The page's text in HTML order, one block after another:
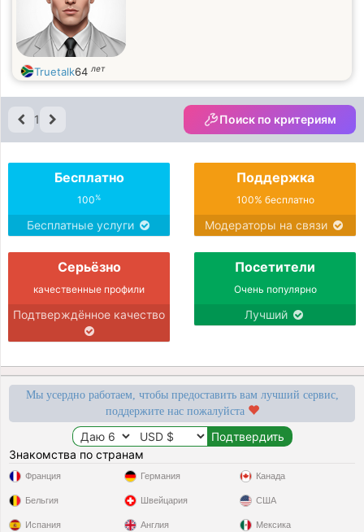
Truetalk64 лет
1 Поиск по критериям
Бесплатно
100%
Бесплатные услуги
Поддержка
100% бесплатно
Модераторы на связи
Серьёзно
качественные профили
Подтверждённое качество
Посетители
Очень популярно
Лучший
Мы усердно работаем, чтобы предоставить вам лучший сервис,
поддержите нас пожалуйста
Знакомства по странам
Франция
Бельгия
Испания
Германия
Швейцария
Англия
Канада
США
Мексика